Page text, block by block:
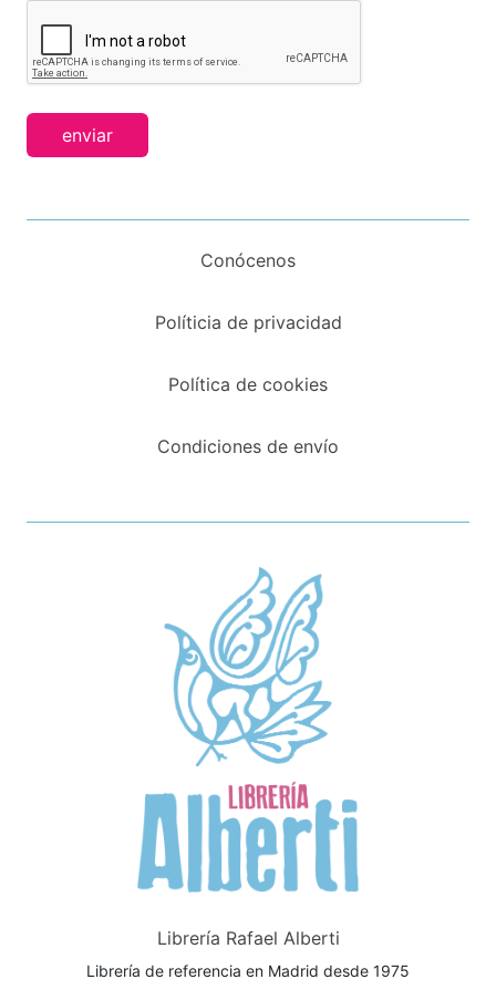
enviar
Conócenos
Políticia de privacidad
Política de cookies
Condiciones de envío
Librería Rafael Alberti
Librería de referencia en Madrid desde 1975